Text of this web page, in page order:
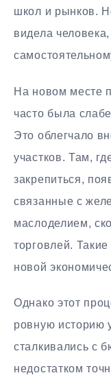
школ и рынков.
видела
На новом месте
часто была
Это облегчало
участков. Там,
закрепиться,
связанные с
маслоделием,
торговлей.
новой
Однако этот
ровную историю
сталкивались с
недостатком